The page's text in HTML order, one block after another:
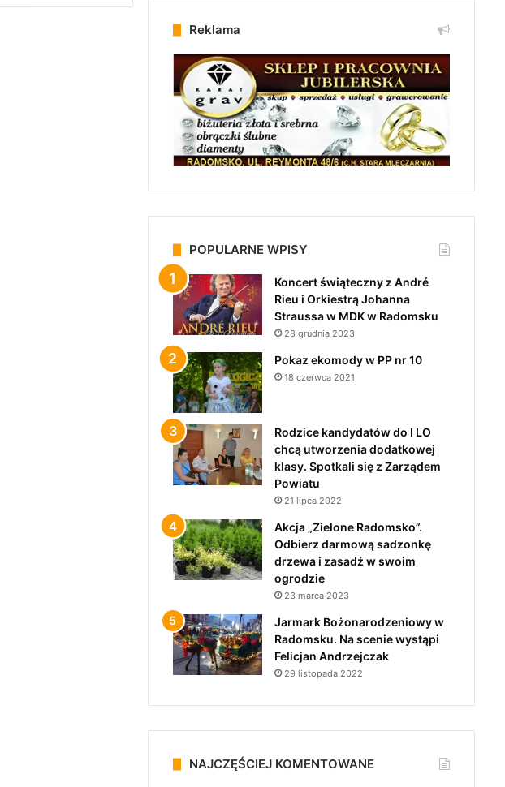
Reklama
POPULARNE WPISY
Koncert świąteczny z André
Rieu i Orkiestrą Johanna
Straussa w MDK w Radomsku
28 grudnia 2023
Pokaz ekomody w PP nr 10
18 czerwca 2021
Rodzice kandydatów do I LO
chcą utworzenia dodatkowej
klasy. Spotkali się z Zarządem
Powiatu
21 lipca 2022
Akcja „Zielone Radomsko”.
Odbierz darmową sadzonkę
drzewa i zasadź w swoim
ogrodzie
23 marca 2023
Jarmark Bożonarodzeniowy w
Radomsku. Na scenie wystąpi
Felicjan Andrzejczak
29 listopada 2022
NAJCZĘŚCIEJ KOMENTOWANE